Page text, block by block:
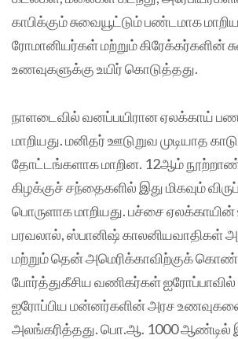
காபிக்கும் சுவையூட்டும் பண்டமாக
ரோமானியர்கள் மற்றும் கிரேக்கர்களின்
உணவுகளுக்கு உயிர் கொடுத்தது.
நாளடைவில் வனப்பயிரான ஏலக்காய்
மாறியது. மனிதர் ஊடுறுவ முடியாத
தோட்டங்களாக மாறின. 12ஆம்
கிழக்குச் சந்தைகளில் இது மிகவும்
பொருளாக மாறியது. பச்சை
பரவலால், ஸ்பானிஷ் காலனியவாதிகள்
மற்றும் தென் அமெரிக்காவிற்குக்
போர்த்துகீசிய வணிகர்கள் ஐரோப்பாவில்
ஐரோப்பிய மன்னர்களின் அரச
அலங்கரித்தது. பொ.ஆ. 1000 ஆண்டில்